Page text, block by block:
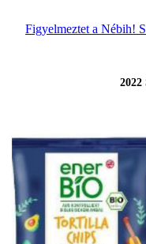
Figyelmeztet a Nébih!
2022